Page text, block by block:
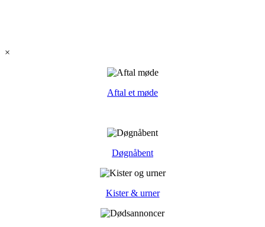
×
Aftal et møde
Døgnåbent
Kister & urner